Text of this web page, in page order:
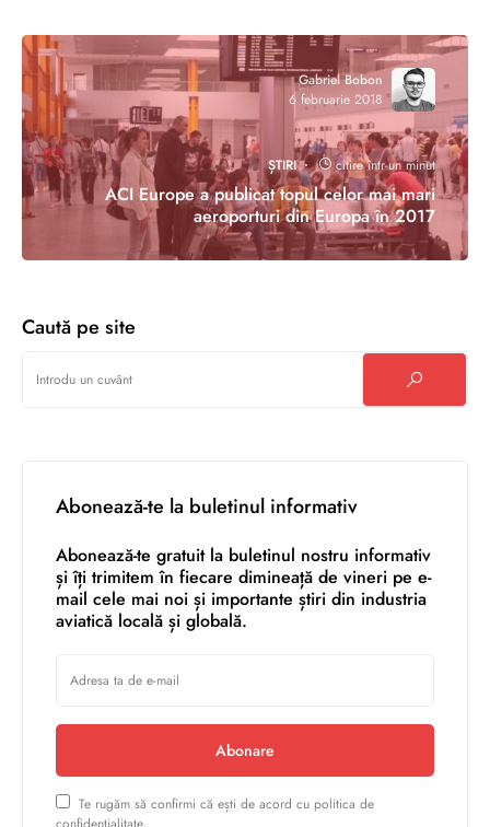
Gabriel Bobon
6 februarie 2018
ȘTIRI citire într-un minut
ACI Europe a publicat topul celor mai mari
aeroporturi din Europa în 2017
Caută pe site
Abonează-te la buletinul informativ
Abonează-te gratuit la buletinul nostru informativ
și îți trimitem în fiecare dimineață de vineri pe e-
mail cele mai noi și importante știri din industria
aviatică locală și globală.
Abonare
Te rugăm să confirmi că ești de acord cu politica de